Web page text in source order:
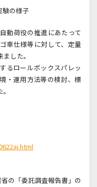
験の様子
動荷役の推進にあたって
車仕様等に対して、定量
した。
るロールボックスパレッ
・運用方法等の検討、標
の「委託調査報告書」の